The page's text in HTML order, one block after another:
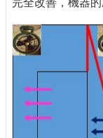
完全改善，機器